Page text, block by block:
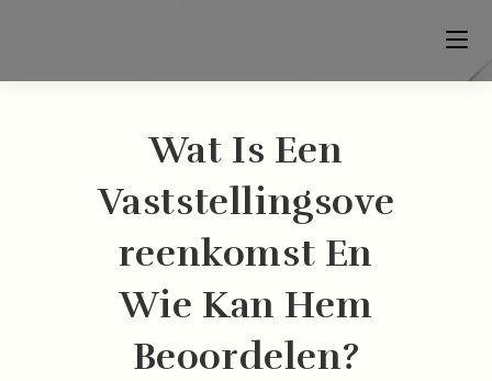
Wat Is Een
Vaststellingsove
Reenkomst En
Wie Kan Hem
Beoordelen?